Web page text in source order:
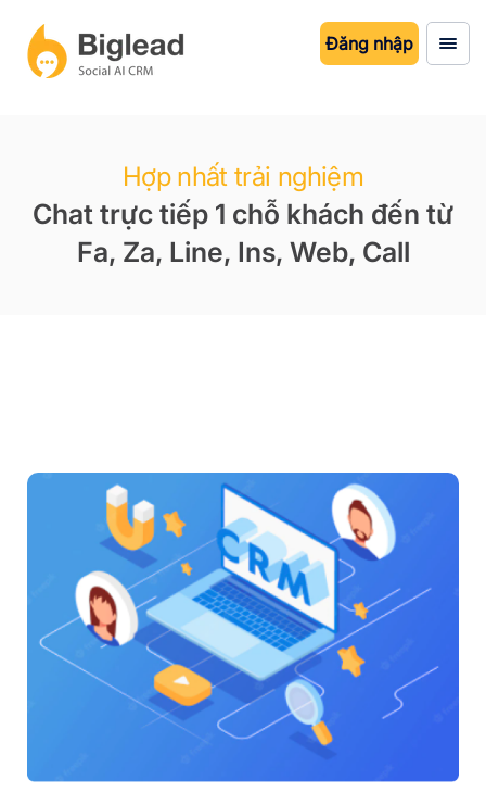
Đăng nhập
Hợp nhất trải nghiệm
Chat trực tiếp 1 chỗ khách đến từ
Fa, Za, Line, Ins, Web, Call